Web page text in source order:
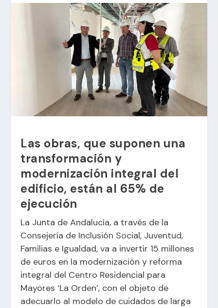
Las obras, que suponen una
transformación y
modernización integral del
edificio, están al 65% de
ejecución
La Junta de Andalucía, a través de la
Consejería de Inclusión Social, Juventud,
Familias e Igualdad, va a invertir 15 millones
de euros en la modernización y reforma
integral del Centro Residencial para
Mayores ‘La Orden’, con el objeto de
adecuarlo al modelo de cuidados de larga